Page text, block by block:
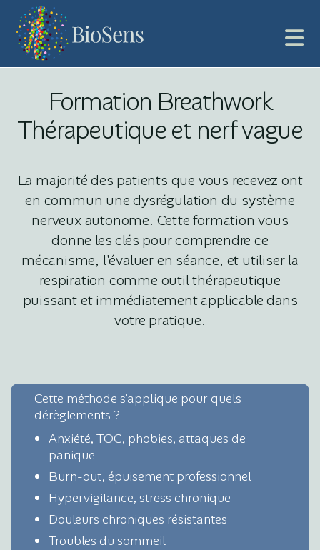
Formation Breathwork
Thérapeutique et nerf vague
La majorité des patients que vous recevez ont
en commun une dysrégulation du système
nerveux autonome. Cette formation vous
donne les clés pour comprendre ce
mécanisme, l'évaluer en séance, et utiliser la
respiration comme outil thérapeutique
puissant et immédiatement applicable dans
votre pratique.
Cette méthode s'applique pour quels
dérèglements ?
Anxiété, TOC, phobies, attaques de
panique
Burn-out, épuisement professionnel
Hypervigilance, stress chronique
Douleurs chroniques résistantes
Troubles du sommeil